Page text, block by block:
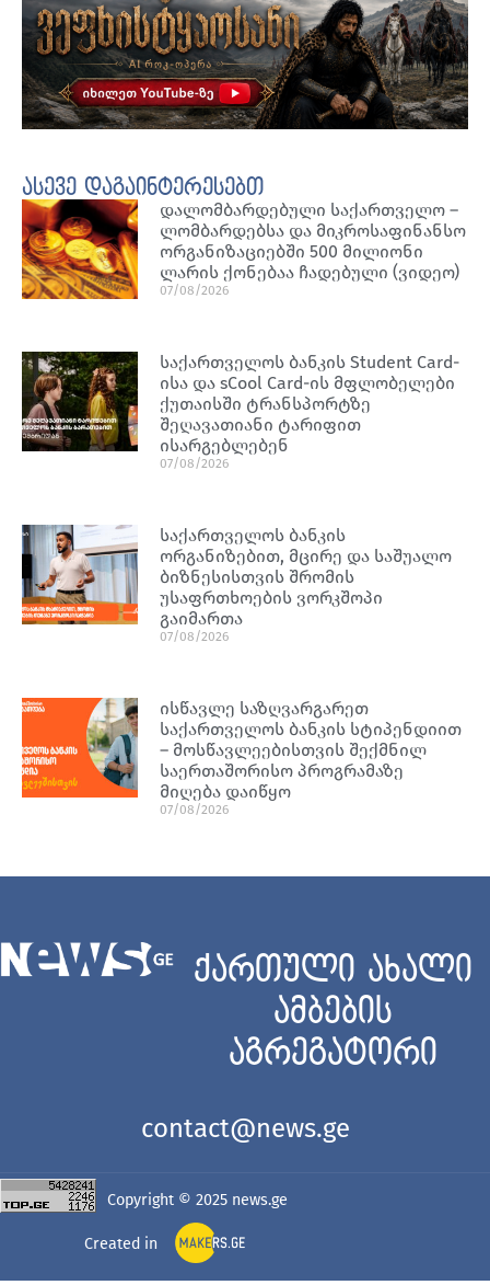
ასევე დაგაინტერესებთ
დალომბარდებული საქართველო –
ლომბარდებსა და მიკროსაფინანსო
ორგანიზაციებში 500 მილიონი
ლარის ქონებაა ჩადებული (ვიდეო)
07/08/2026
საქართველოს ბანკის Student Card-
ისა და sCool Card-ის მფლობელები
ქუთაისში ტრანსპორტზე
შეღავათიანი ტარიფით
ისარგებლებენ
07/08/2026
საქართველოს ბანკის
ორგანიზებით, მცირე და საშუალო
ბიზნესისთვის შრომის
უსაფრთხოების ვორკშოპი
გაიმართა
07/08/2026
ისწავლე საზღვარგარეთ
საქართველოს ბანკის სტიპენდიით
– მოსწავლეებისთვის შექმნილ
საერთაშორისო პროგრამაზე
მიღება დაიწყო
07/08/2026
ქართული ახალი
ამბების
აგრეგატორი
contact@news.ge
Copyright © 2025 news.ge
Created in